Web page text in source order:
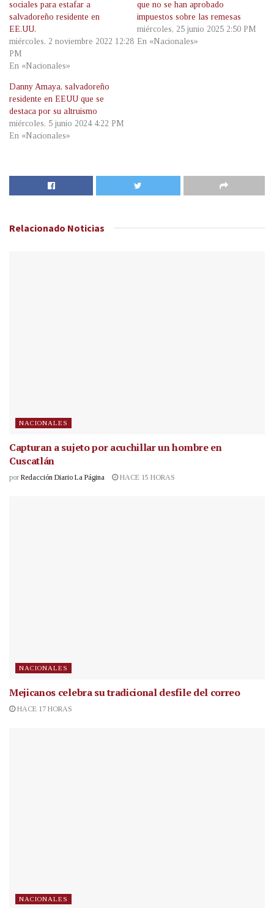
sociales para estafar a
salvadoreño residente en
EE.UU.
miércoles, 2 noviembre 2022 12:28
PM
En «Nacionales»
que no se han aprobado
impuestos sobre las remesas
miércoles, 25 junio 2025 2:50 PM
En «Nacionales»
Danny Amaya, salvadoreño
residente en EEUU que se
destaca por su altruismo
miércoles, 5 junio 2024 4:22 PM
En «Nacionales»
Relacionado Noticias
NACIONALES
Capturan a sujeto por acuchillar un hombre en
Cuscatlán
por Redacción Diario La Página HACE 15 HORAS
NACIONALES
Mejicanos celebra su tradicional desfile del correo
HACE 17 HORAS
NACIONALES